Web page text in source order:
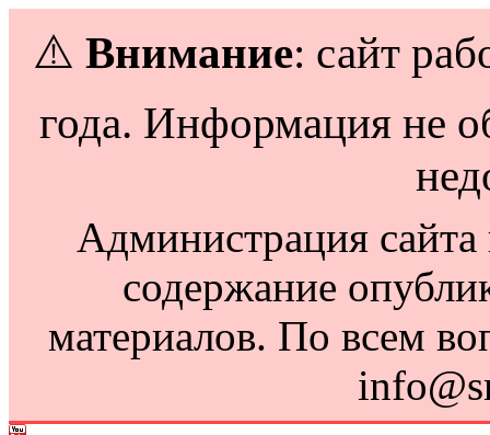
⚠️ Внимание: сайт
года. Информация не
Администрация сайта
содержание
материалов. По всем